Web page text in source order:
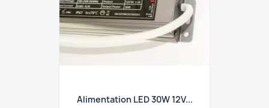
Alimentation LED 30W 12V...